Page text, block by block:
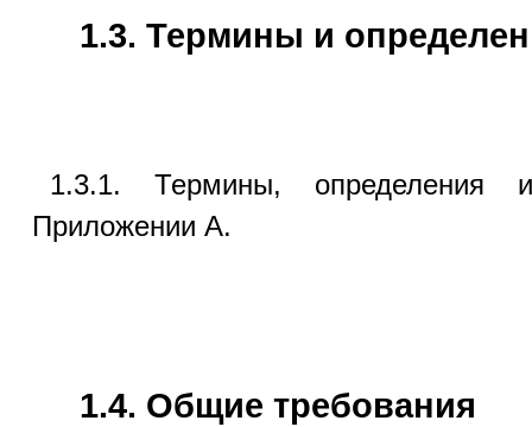
1.3. Термины и
1.3.1. Термины, определения
Приложении А.
1.4. Общие требования